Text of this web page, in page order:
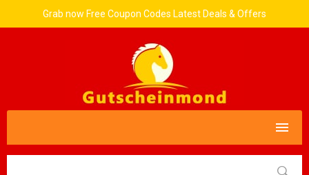
Grab now Free Coupon Codes Latest Deals & Offers